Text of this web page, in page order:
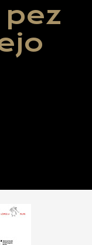
pez